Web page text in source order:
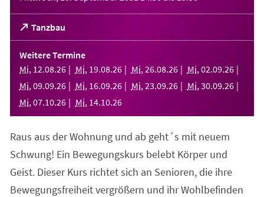
Tanzbau
(Öffnet
in
einem
neuen
Tab)
Weitere Termine
Mi, 12.08.26 Mi, 19.08.26 Mi, 26.08.26 Mi, 02.09.26
Mi, 09.09.26 Mi, 16.09.26 Mi, 23.09.26 Mi, 30.09.26
Mi, 07.10.26 Mi, 14.10.26
Raus aus der Wohnung und ab geht´s mit neuem
Schwung! Ein Bewegungskurs belebt Körper und
Geist. Dieser Kurs richtet sich an Senioren, die ihre
Bewegungsfreiheit vergrößern und ihr Wohlbefinden